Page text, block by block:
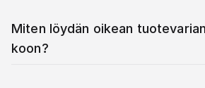
Miten löydän oikean
koon?